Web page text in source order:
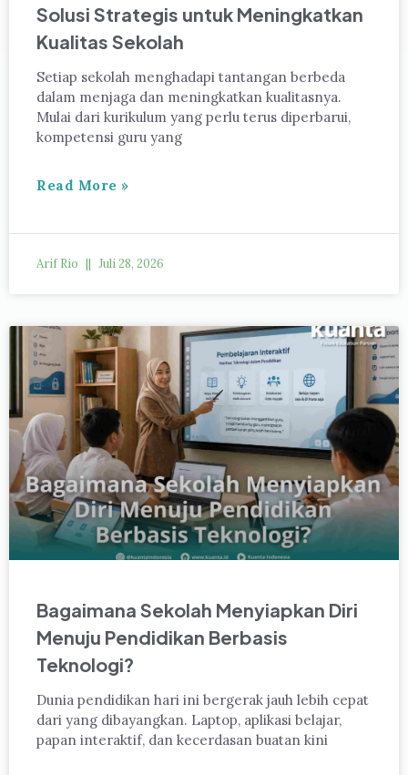
Solusi Strategis untuk Meningkatkan
Kualitas Sekolah
Setiap sekolah menghadapi tantangan berbeda
dalam menjaga dan meningkatkan kualitasnya.
Mulai dari kurikulum yang perlu terus diperbarui,
kompetensi guru yang
Read More »
Arif Rio Juli 28, 2026
Bagaimana Sekolah Menyiapkan Diri
Menuju Pendidikan Berbasis
Teknologi?
Dunia pendidikan hari ini bergerak jauh lebih cepat
dari yang dibayangkan. Laptop, aplikasi belajar,
papan interaktif, dan kecerdasan buatan kini